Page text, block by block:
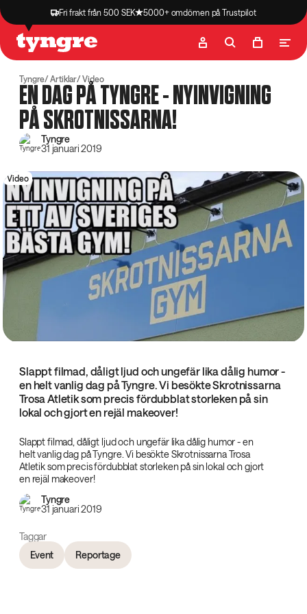
Fri frakt från 500 SEK 5000+ omdömen på Trustpilot
Butik Recept
Tyngre Artiklar Video
EN DAG PÅ TYNGRE - NYINVIGNING
PÅ SKROTNISSARNA!
Tyngre
31 januari 2019
Video
Slappt filmad, dåligt ljud och ungefär lika dålig humor -
en helt vanlig dag på Tyngre. Vi besökte Skrotnissarna
Trosa Atletik som precis fördubblat storleken på sin
lokal och gjort en rejäl makeover!
Slappt filmad, dåligt ljud och ungefär lika dålig humor - en
helt vanlig dag på Tyngre. Vi besökte Skrotnissarna Trosa
Atletik som precis fördubblat storleken på sin lokal och gjort
en rejäl makeover!
Tyngre
31 januari 2019
Taggar
Event
Reportage